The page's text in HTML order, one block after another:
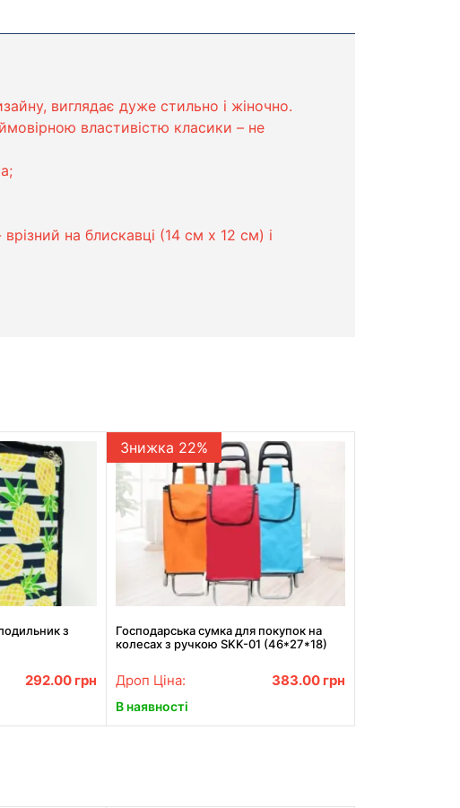
виглядає дуже стильно і жіночно.
властивістю класики – не
на блискавці (14 см х 12 см) і
з
292.00 грн
Знижка 22%
Господарська сумка для покупок на
колесах з ручкою SKK-01 (46*27*18)
Дроп Ціна: 383.00 грн
В наявності